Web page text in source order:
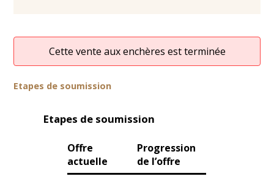
Cette vente aux enchères est terminée
Etapes de soumission
Etapes de soumission
Offre
actuelle
Progression
de l’offre